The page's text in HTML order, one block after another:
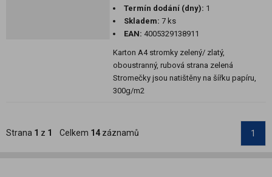
Termín dodání (dny): 1
Skladem: 7 ks
EAN: 4005329138911
Karton A4 stromky zelený/ zlatý,
oboustranný, rubová strana zelená
Stromečky jsou natištěny na šířku papíru,
300g/m2
Strana 1 z 1 Celkem 14 záznamů 1